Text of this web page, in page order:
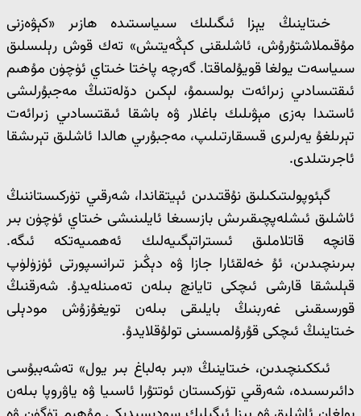
خىتاينىڭ يېزا ئىگىلىك سىياسىتىدە ھازىر «كېۋەزنى
مۇقىملاشتۇرۇش، ئاشلىقنى كېڭەيتىش» تەك قوش رېلىسلىق
سىياسەت يولغا قويۇلماقتا. گەرچە پاختا خىتاي ئۈچۈن مۇھىم
ئىقتىسادىي زىرائەت بولسىمۇ، لېكىن دۆلەتنىڭ مەجبۇرلىشى
ئاستىدا بەزى مېۋىلىك باغلار ۋە باشقا ئىقتىسادىي زىرائەت
تېرىلغۇ يەرلىرى قىسقارتىلىپ، مەجبۇرىي ھالدا ئاشلىق تېرىشقا
ئاجرىتىلدى.
گېئوپولىتىكىلىق نۇقتىدىن ئېيتقاندا، شەرقىي تۈركىستاننىڭ
ئاشلىق ئىشلەپچىقىرىش بازىسىغا ئايلىنىشى خىتاي ئۈچۈن بىر
قانچە قاتلاملىق ئىستراتېگىيەلىك ئەھمىيەتكە ئىگە.
بىرىنچىدىن، ئۇ خەلقئارا جازا ۋە دېڭىز تىرانسپورتى ئۈزۈلۈپ
قېلىشقا قارشى ئىچكى تايانچ بىلەن تەمىنلەيدۇ. شەرقنىڭ
قورسىقىنى غەربنىڭ بايلىقى بىلەن تويغۇزۇش مودېلى
خىتاينىڭ ئىچكى قۇرۇلمىسىنى تولۇقلايدۇ.
ئىككىنچىدىن، خىتاينىڭ «بىر بەلباغ بىر يول» تەشەببۇسى
دائىرىسىدە، شەرقىي تۈركىستان ئوتتۇرا ئاسىيا ۋە ياۋروپا بىلەن